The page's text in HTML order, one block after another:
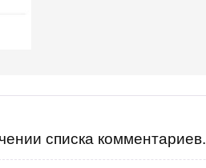
списка комментариев.